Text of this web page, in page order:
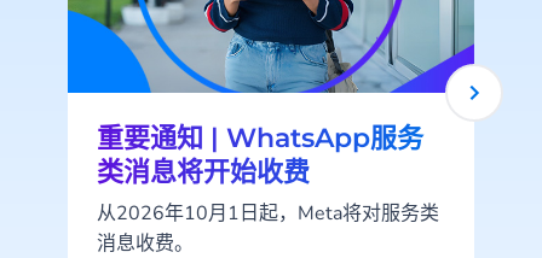
重要通知 | WhatsApp服务
类消息将开始收费
从2026年10月1日起，Meta将对服务类
消息收费。